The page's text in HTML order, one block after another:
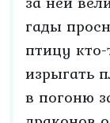
гады
птицу
изрыгать
в погоню